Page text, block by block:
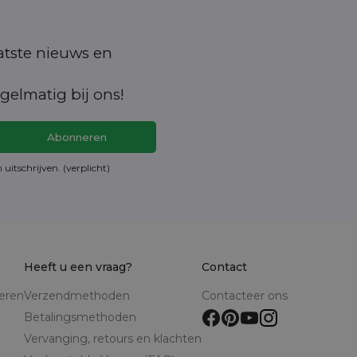
nieuws en
bij ons!
uitschrijven . (verplicht)
Heeft u een vraag?
Verzendmethoden
Betalingsmethoden
Vervanging, retours en klachten
Contact
Contacteer ons